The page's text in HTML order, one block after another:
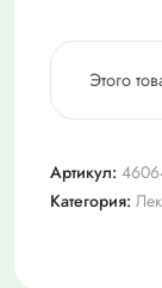
Этого
Артикул:
Категория: